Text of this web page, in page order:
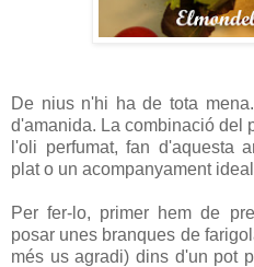
De nius n'hi ha de tota
d'amanida. La combinació del
l'oli perfumat, fan d'aquesta
plat o un acompanyament
Per fer-lo, primer hem de
posar unes branques de
més us agradi) dins d'un pot